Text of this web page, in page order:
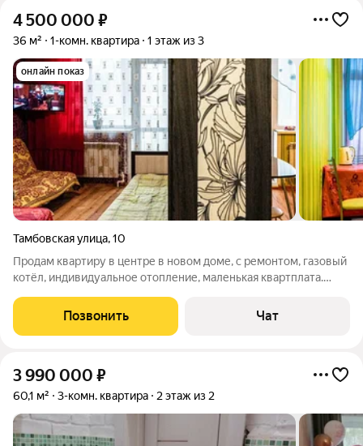
4 500 000 ₽
36 м² 1-комн. квартира 1 этаж из 3
онлайн показ
Тамбовская улица,10
Продам квартиру в центре в новом доме, с ремонтом, газовый
котёл, индивидуальное отопление, маленькая квартплата.
Позвонить Чат
3 990 000 ₽
60,1 м² 3-комн. квартира 2 этаж из 2